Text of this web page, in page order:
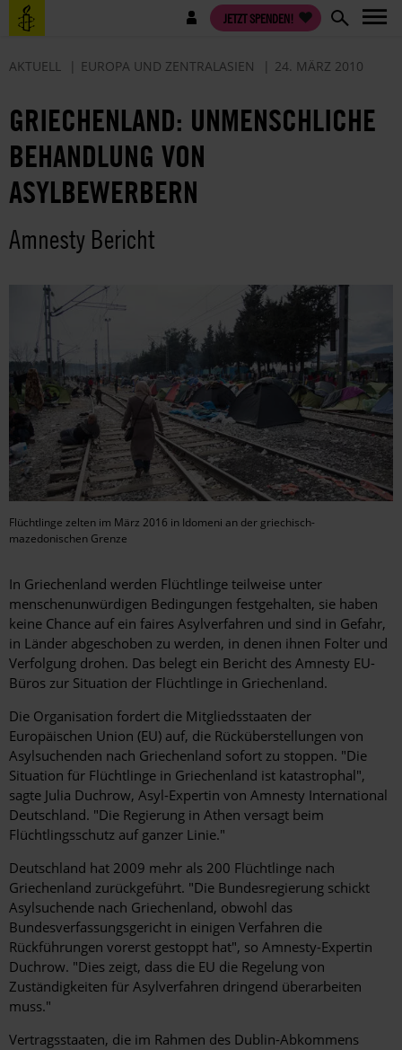
Direkt
zum
Benutzermenü JETZT SPENDEN!
AKTUELL EUROPA UND ZENTRALASIEN 24. MÄRZ 2010
GRIECHENLAND: UNMENSCHLICHE
BEHANDLUNG VON
ASYLBEWERBERN
Amnesty Bericht
Flüchtlinge zelten im März 2016 in Idomeni an der griechisch-
mazedonischen Grenze
In Griechenland werden Flüchtlinge teilweise unter
menschenunwürdigen Bedingungen festgehalten, sie haben
keine Chance auf ein faires Asylverfahren und sind in Gefahr,
in Länder abgeschoben zu werden, in denen ihnen Folter und
Verfolgung drohen. Das belegt ein Bericht des Amnesty EU-
Büros zur Situation der Flüchtlinge in Griechenland.
Die Organisation fordert die Mitgliedsstaaten der
Europäischen Union (EU) auf, die Rücküberstellungen von
Asylsuchenden nach Griechenland sofort zu stoppen. "Die
Situation für Flüchtlinge in Griechenland ist katastrophal",
sagte Julia Duchrow, Asyl-Expertin von Amnesty International
Deutschland. "Die Regierung in Athen versagt beim
Flüchtlingsschutz auf ganzer Linie."
Deutschland hat 2009 mehr als 200 Flüchtlinge nach
Griechenland zurückgeführt. "Die Bundesregierung schickt
Asylsuchende nach Griechenland, obwohl das
Bundesverfassungsgericht in einigen Verfahren die
Rückführungen vorerst gestoppt hat", so Amnesty-Expertin
Duchrow. "Dies zeigt, dass die EU die Regelung von
Zuständigkeiten für Asylverfahren dringend überarbeiten
muss."
Vertragsstaaten, die im Rahmen des Dublin-Abkommens